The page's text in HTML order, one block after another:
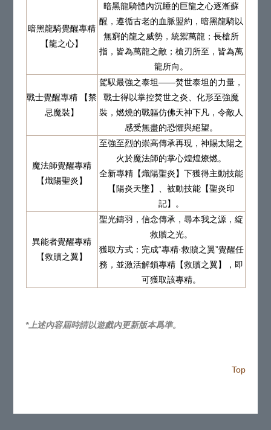
暗黑龍騎覺醒專精
【龍之心】
暗黑龍騎體內沉睡的巨龍之心逐漸蘇
醒，遵循古老的血脈盟約，暗黑龍騎以
無窮的龍之威勢，統禦萬龍；長槍所
指，皆為萬龍之敵；槍刃所至，皆為萬
龍所向。
戰士覺醒專精 【禁
忌魔裝】
駕馭最強之泰坦——焚世泰坦的力量，
戰士得以掌控焚世之炎、化形至強魔
裝，燃燒的戰軀仿佛天神下凡，令敵人
感受無盡的恐懼與絕望。
魔法師覺醒專精
【熾陽聖炎】
至強至烈的崇高傳承再現，神賜太陽之
火於魔法師的掌心煌煌燎燃。
全新專精【熾陽聖炎】下獲得主動技能
【陽炎天墜】、被動技能【聖炎印
記】。
異能者覺醒專精
【救贖之翼】
聖光鑄羽，信念傳承，尋本我之源，綻
救贖之光。
獲取方式：完成“專精·救贖之翼”覺醒任
務，並激活解鎖專精【救贖之翼】，即
可獲取該專精。
*上述內容屆時請以遊戲內更新版本爲準。
Top